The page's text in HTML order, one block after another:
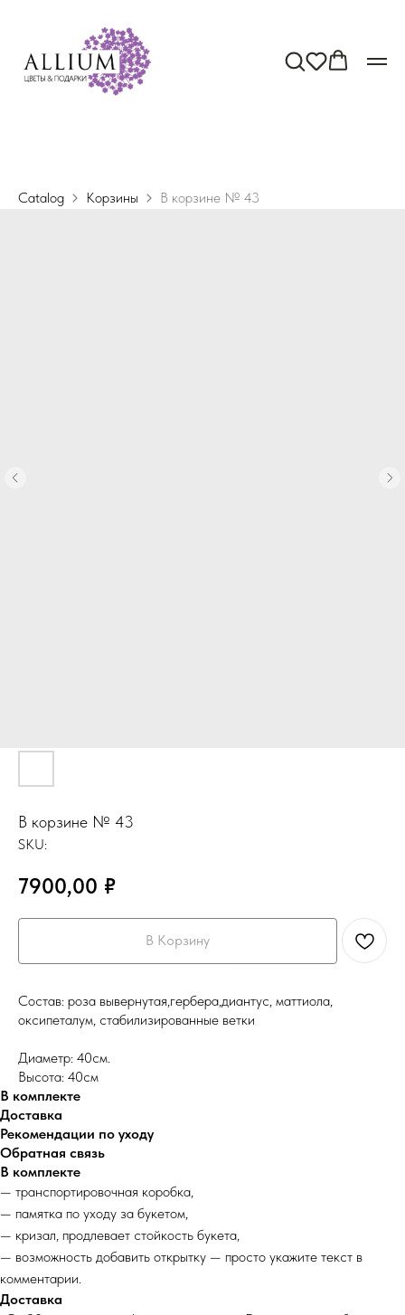
Catalog Корзины В корзине № 43
В корзине № 43
SKU:
7900,00 ₽
В Корзину
Состав: роза вывернутая,гербера,диантус, маттиола,
оксипеталум, стабилизированные ветки
Диаметр: 40см.
Высота: 40см
В комплекте
Доставка
Рекомендации по уходу
Обратная связь
В комплекте
— транспортировочная коробка,
— памятка по уходу за букетом,
— кризал, продлевает стойкость букета,
— возможность добавить открытку — просто укажите текст в
комментарии.
Доставка